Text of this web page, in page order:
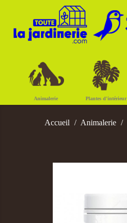
Animalerie Plantes d'intérieur
Accueil Animalerie